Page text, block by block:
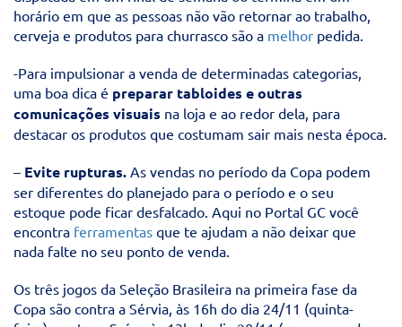
horário em que as pessoas não vão retornar ao trabalho,
cerveja e produtos para churrasco são a melhor pedida.
-Para impulsionar a venda de determinadas categorias,
uma boa dica é preparar tabloides e outras
comunicações visuais na loja e ao redor dela, para
destacar os produtos que costumam sair mais nesta época.
– Evite rupturas. As vendas no período da Copa podem
ser diferentes do planejado para o período e o seu
estoque pode ficar desfalcado. Aqui no Portal GC você
encontra ferramentas que te ajudam a não deixar que
nada falte no seu ponto de venda.
Os três jogos da Seleção Brasileira na primeira fase da
Copa são contra a Sérvia, às 16h do dia 24/11 (quinta-